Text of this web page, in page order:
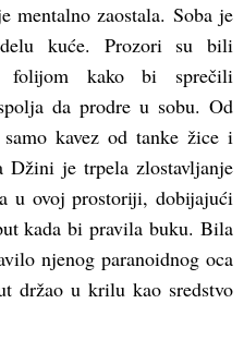
mentalno zaostala. Soba je
kuće. Prozori su bili
folijom kako bi sprečili
da prodre u sobu. Od
kavez od tanke žice i
Džini je trpela zlostavljanje
u ovoj prostoriji, dobijajući
kada bi pravila buku. Bila
njenog paranoidnog oca
držao u krilu kao sredstvo